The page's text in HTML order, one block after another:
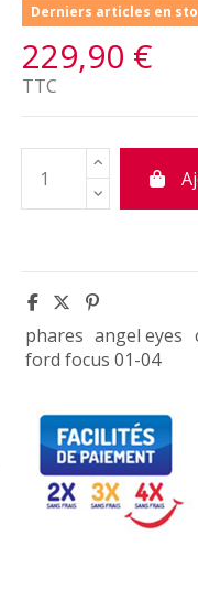
Derniers articles en
229,90 €
TTC
phares angel eyes
ford focus 01-04